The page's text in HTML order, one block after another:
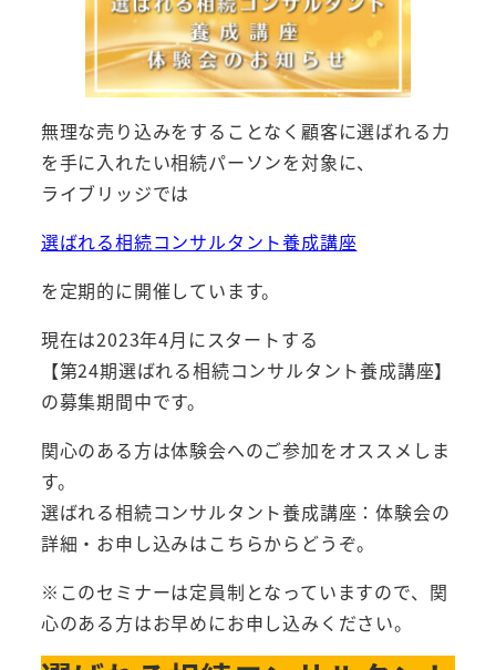
無理な売り込みをすることなく顧客に選ばれる力
を手に入れたい相続パーソンを対象に、
ライブリッジでは
選ばれる相続コンサルタント養成講座
を定期的に開催しています。
現在は2023年4月にスタートする
【第24期選ばれる相続コンサルタント養成講座】
の募集期間中です。
関心のある方は体験会へのご参加をオススメしま
す。
選ばれる相続コンサルタント養成講座：体験会の
詳細・お申し込みはこちらからどうぞ。
※このセミナーは定員制となっていますので、関
心のある方はお早めにお申し込みください。